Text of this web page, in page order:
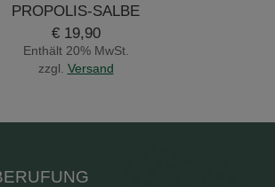
PROPOLIS-SALBE
€19,90
Enthält 20% MwSt.
zzgl. Versand